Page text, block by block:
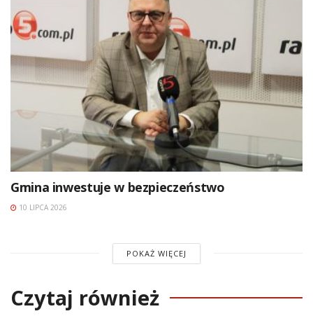
Gmina inwestuje w bezpieczeństwo
10 LIPCA 2026
POKAŻ WIĘCEJ
Czytaj również